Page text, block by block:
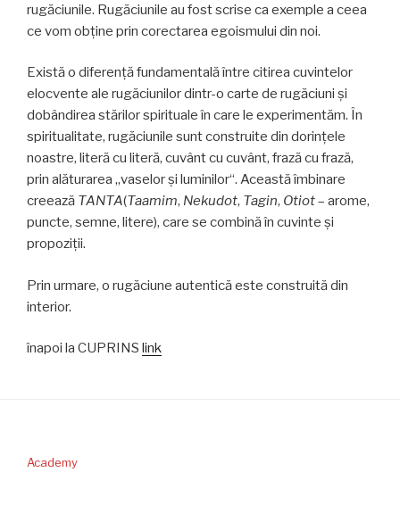
rugăciunile. Rugăciunile au fost scrise ca exemple a ceea
ce vom obţine prin corectarea egoismului din noi.
Există o diferenţă fundamentală între citirea cuvintelor
elocvente ale rugăciunilor dintr-o carte de rugăciuni şi
dobândirea stărilor spirituale în care le experimentăm. În
spiritualitate, rugăciunile sunt construite din dorinţele
noastre, literă cu literă, cuvânt cu cuvânt, frază cu frază,
prin alăturarea „vaselor şi luminilor“. Această îmbinare
creează TANTA(Taamim, Nekudot, Tagin, Otiot– arome,
puncte, semne, litere), care se combină în cuvinte şi
propoziţii.
Prin urmare, o rugăciune autentică este construită din
interior.
înapoi la CUPRINS link
Academy